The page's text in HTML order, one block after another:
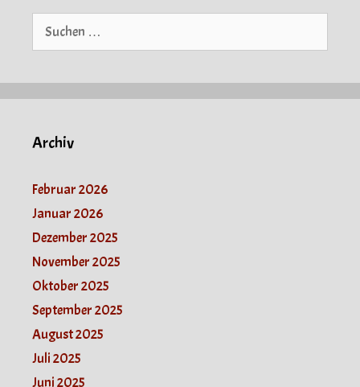
Suche
Archiv
Februar 2026
Januar 2026
Dezember 2025
November 2025
Oktober 2025
September 2025
August 2025
Juli 2025
Juni 2025